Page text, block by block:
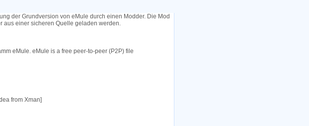
der Grundversion von eMule durch einen Modder. Die Mod
aus einer sicheren Quelle geladen werden.
eMule. eMule is a free peer-to-peer (P2P) file
from Xman]